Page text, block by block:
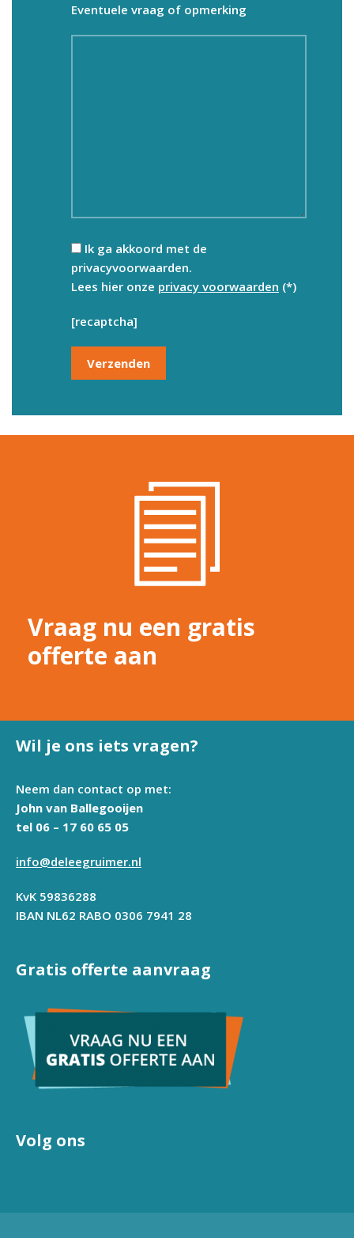
Eventuele vraag of opmerking
Ik ga akkoord met de
privacyvoorwaarden.
Lees hier onze privacy voorwaarden (*)
[recaptcha]
Vraag nu een gratis
offerte aan
Wil je ons iets vragen?
Neem dan contact op met:
John van Ballegooijen
tel 06 – 17 60 65 05
info@deleegruimer.nl
KvK 59836288
IBAN NL62 RABO 0306 7941 28
Gratis offerte aanvraag
Volg ons